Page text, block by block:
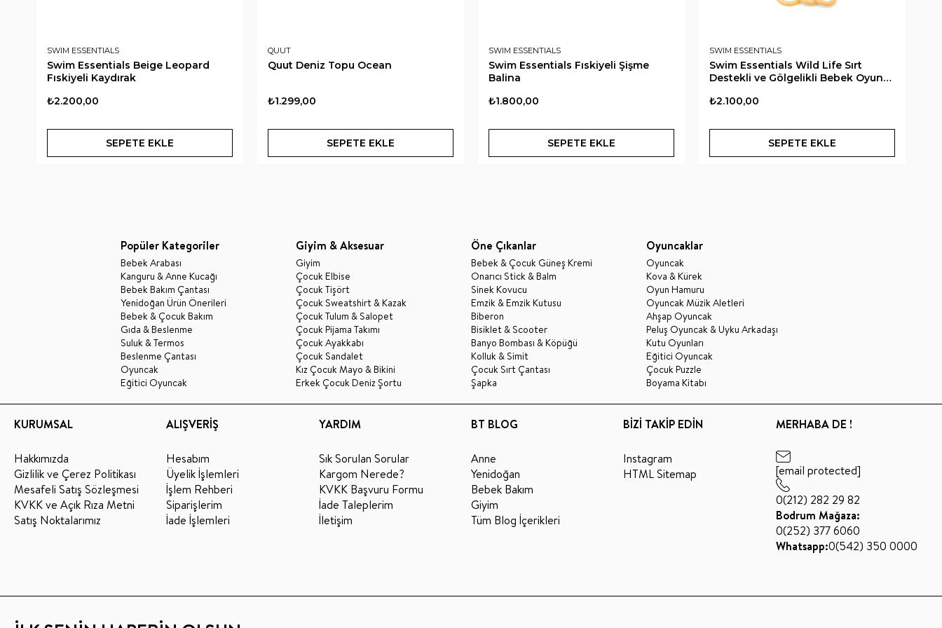
SWIM ESSENTIALS
Swim Essentials Beige Leopard
Fıskiyeli Kaydırak
₺2.200,00
SEPETE EKLE
QUUT
Quut Deniz Topu Ocean
₺1.299,00
SEPETE EKLE
SWIM ESSENTIALS
Swim Essentials Fıskiyeli Şişme
Balina
₺1.800,00
SEPETE EKLE
SWIM ESSENTIALS
Swim Essentials Wild Life Sırt
Destekli ve Gölgelikli Bebek Oyun
₺2.100,00
SEPETE EKLE
Popüler Kategoriler
Bebek Arabası
Kanguru & Anne Kucağı
Bebek Bakım Çantası
Yenidoğan Ürün Önerileri
Bebek & Çocuk Bakım
Gıda & Beslenme
Suluk & Termos
Beslenme Çantası
Oyuncak
Eğitici Oyuncak
Giyim & Aksesuar
Giyim
Çocuk Elbise
Çocuk Tişört
Çocuk Sweatshirt & Kazak
Çocuk Tulum & Salopet
Çocuk Pijama Takımı
Çocuk Ayakkabı
Çocuk Sandalet
Kız Çocuk Mayo & Bikini
Erkek Çocuk Deniz Şortu
Öne Çıkanlar
Bebek & Çocuk Güneş Kremi
Onarıcı Stick & Balm
Sinek Kovucu
Emzik & Emzik Kutusu
Biberon
Bisiklet & Scooter
Banyo Bombası & Köpüğü
Kolluk & Simit
Çocuk Sırt Çantası
Şapka
Oyuncaklar
Oyuncak
Kova & Kürek
Oyun Hamuru
Oyuncak Müzik Aletleri
Ahşap Oyuncak
Peluş Oyuncak & Uyku Arkadaşı
Kutu Oyunları
Eğitici Oyuncak
Çocuk Puzzle
Boyama Kitabı
KURUMSAL
Hakkımızda
Gizlilik ve Çerez Politikası
Mesafeli Satış Sözleşmesi
KVKK ve Açık Rıza Metni
Satış Noktalarımız
ALIŞVERİŞ
Hesabım
Üyelik İşlemleri
İşlem Rehberi
Siparişlerim
İade İşlemleri
YARDIM
Sık Sorulan Sorular
Kargom Nerede?
KVKK Başvuru Formu
İade Taleplerim
İletişim
BT BLOG
Anne
Yenidoğan
Bebek Bakım
Giyim
Tüm Blog İçerikleri
BİZİ TAKİP EDİN
Instagram
HTML Sitemap
MERHABA DE !
[email protected]
0(212) 282 29 82
Bodrum Mağaza:
0(252) 377 6060
Whatsapp:0(542) 350 0000